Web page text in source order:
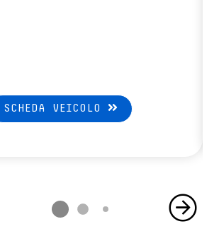
SCHEDA VEICOLO